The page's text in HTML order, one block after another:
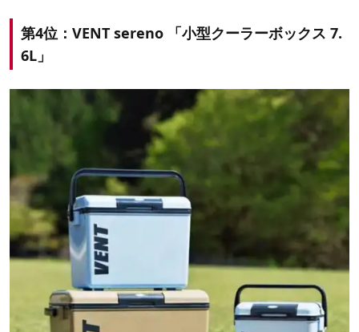
第4位：VENT sereno 「小型クーラーボックス 7.
6L」